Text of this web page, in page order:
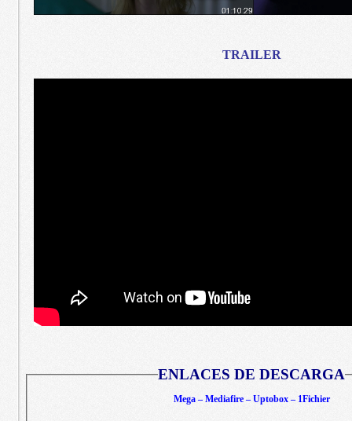
TRAILER
ENLACES DE DESCARGA
Mega – Mediafire – Uptobox – 1Fichier